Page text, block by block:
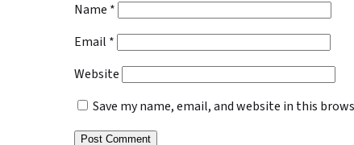
Name *
Email *
Website
Save my name, email, and website in this